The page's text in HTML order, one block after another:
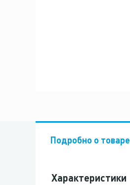
Подробно о товаре
Характеристики